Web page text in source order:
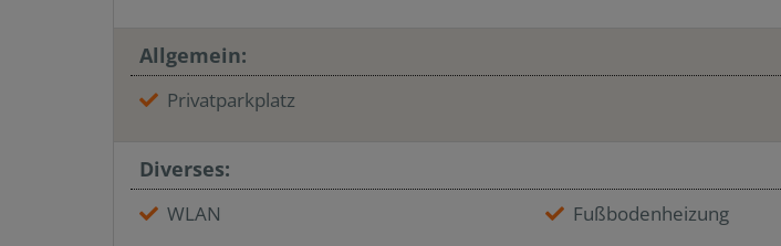
Allgemein:
Privatparkplatz
Diverses:
WLAN Fußbodenheizung